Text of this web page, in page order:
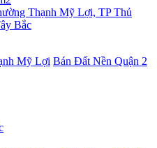
Thạnh Mỹ Lợi, TP Thủ
Bắc
Mỹ Lợi Bán Đất Nền Quận 2